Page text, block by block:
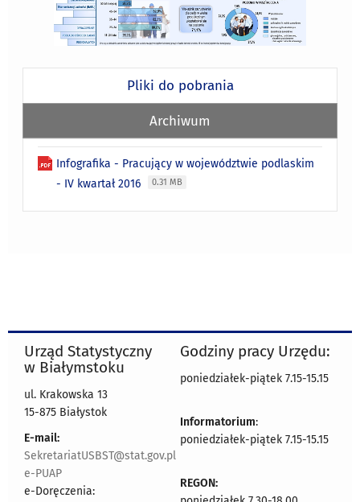
Pliki do pobrania
Archiwum
Infografika - Pracujący w województwie podlaskim
- IV kwartał 2016
0.31 MB
Urząd Statystyczny
w Białymstoku
ul. Krakowska 13
15-875 Białystok
E-mail:
SekretariatUSBST@stat.gov.pl
e-PUAP
e-Doręczenia:
Godziny pracy Urzędu:
poniedziałek-piątek 7.15-15.15
Informatorium:
poniedziałek-piątek 7.15-15.15
REGON: